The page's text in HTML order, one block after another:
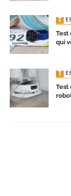
Test
qui
Test